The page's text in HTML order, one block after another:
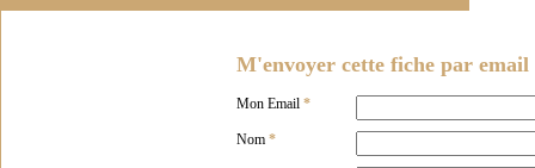
M'envoyer cette fiche par email
Mon Email *
Nom *